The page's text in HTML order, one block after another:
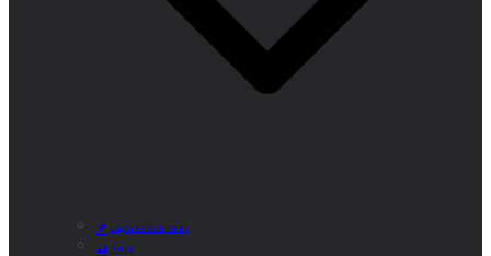
Lugares de Interés
Rutas